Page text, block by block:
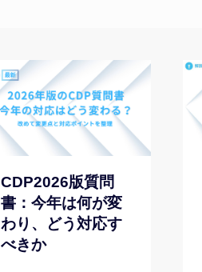
CDP2026版質問
書：今年は何が変
わり、どう対応す
べきか